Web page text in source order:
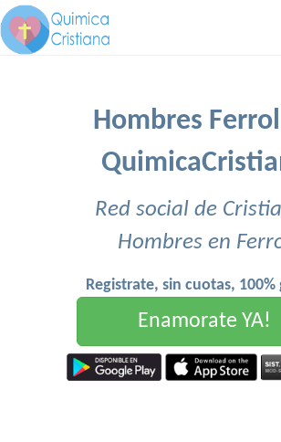
Hombres
Red social de
Hombres en
Registrate, sin cuotas, 100%
Enamorate YA!